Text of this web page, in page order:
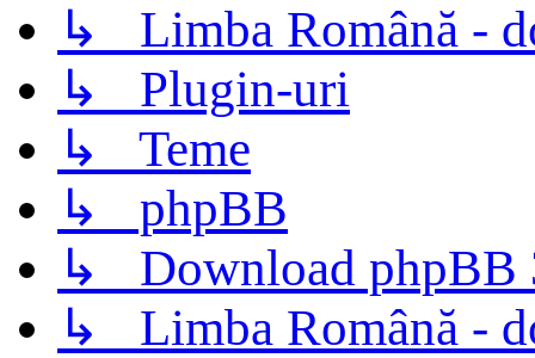
↳ Limba Română -
↳ Plugin-uri
↳ Teme
↳ phpBB
↳ Download phpBB
↳ Limba Română -